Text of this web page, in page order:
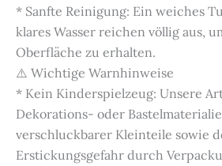
* Sanfte Reinigung: Ein weiches
klares Wasser reichen völlig aus,
Oberfläche zu erhalten.
⚠️ Wichtige Warnhinweise
* Kein Kinderspielzeug: Unsere
Dekorations- oder
verschluckbarer Kleinteile sowie
Erstickungsgefahr durch